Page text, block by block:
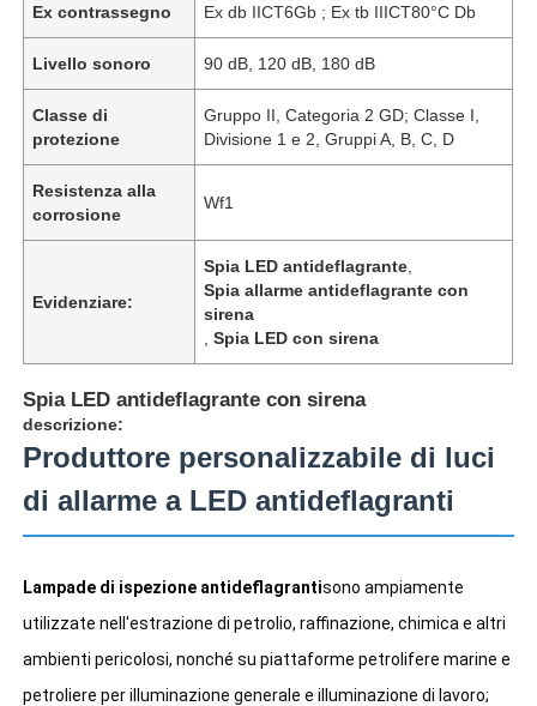
Casa
Prodotti
Ex contrassegno Ex db IICT6Gb ; Ex tb IIICT80°C Db
Livello sonoro 90 dB, 120 dB, 180 dB
Classe di
protezione
Gruppo II, Categoria 2 GD; Classe I,
Divisione 1 e 2, Gruppi A, B, C, D
Resistenza alla
corrosione
Wf1
Evidenziare:
Spia LED antideflagrante
Spia allarme antideflagrante con
sirena
,Spia LED con sirena
Spia LED antideflagrante con sirena
descrizione:
Produttore personalizzabile di luci
di allarme a LED antideflagranti
Lampade di ispezione antideflagrantisono ampiamente
utilizzate nell'estrazione di petrolio, raffinazione, chimica e altri
ambienti pericolosi, nonché su piattaforme petrolifere marine e
petroliere per illuminazione generale e illuminazione di lavoro;